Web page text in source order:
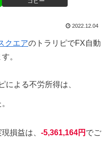
2022.12.04
クエアのトラリピでFX自動
。
による不労所得は、
損益は、 -5,361,164円 でご